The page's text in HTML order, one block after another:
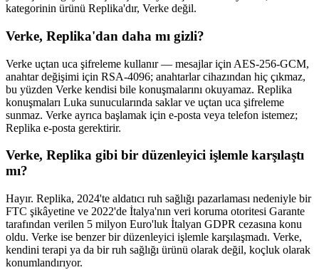
kategorinin ürünü Replika'dır, Verke değil.
Verke, Replika'dan daha mı gizli?
Verke uçtan uca şifreleme kullanır — mesajlar için AES-256-GCM,
anahtar değişimi için RSA-4096; anahtarlar cihazından hiç çıkmaz,
bu yüzden Verke kendisi bile konuşmalarını okuyamaz. Replika
konuşmaları Luka sunucularında saklar ve uçtan uca şifreleme
sunmaz. Verke ayrıca başlamak için e-posta veya telefon istemez;
Replika e-posta gerektirir.
Verke, Replika gibi bir düzenleyici işlemle karşılaştı
mı?
Hayır. Replika, 2024'te aldatıcı ruh sağlığı pazarlaması nedeniyle bir
FTC şikâyetine ve 2022'de İtalya'nın veri koruma otoritesi Garante
tarafından verilen 5 milyon Euro'luk İtalyan GDPR cezasına konu
oldu. Verke ise benzer bir düzenleyici işlemle karşılaşmadı. Verke,
kendini terapi ya da bir ruh sağlığı ürünü olarak değil, koçluk olarak
konumlandırıyor.